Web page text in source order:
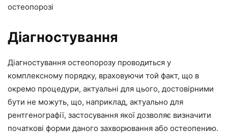
остеопорозі
Діагностування
Діагностування остеопорозу проводиться у
комплексному порядку, враховуючи той факт, що в
окремо процедури, актуальні для цього, достовірними
бути не можуть, що, наприклад, актуально для
рентгенографії, застосування якої дозволяє визначити
початкові форми даного захворювання або остеопению.